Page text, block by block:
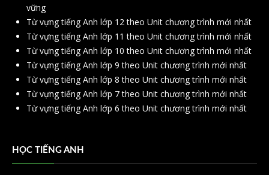
vững
Từ vựng tiếng Anh lớp 12 theo Unit chương trình mới nhất
Từ vựng tiếng Anh lớp 11 theo Unit chương trình mới nhất
Từ vựng tiếng Anh lớp 10 theo Unit chương trình mới nhất
Từ vựng tiếng Anh lớp 9 theo Unit chương trình mới nhất
Từ vựng tiếng Anh lớp 8 theo Unit chương trình mới nhất
Từ vựng tiếng Anh lớp 7 theo Unit chương trình mới nhất
Từ vựng tiếng Anh lớp 6 theo Unit chương trình mới nhất
HỌC TIẾNG ANH